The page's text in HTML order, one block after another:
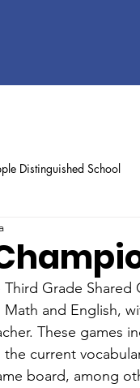
Distinguished School
Grade
Math and English,
These games
current
board, among